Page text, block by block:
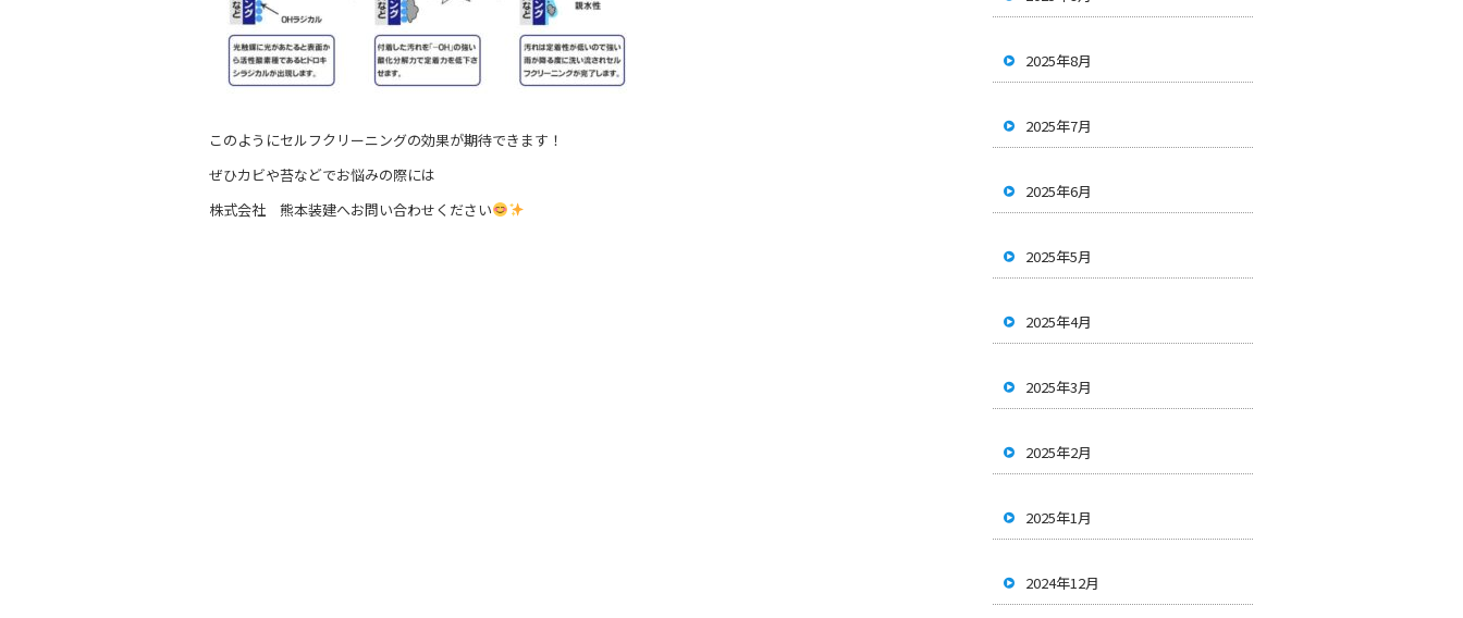
このようにセルフクリーニングの効果が期待できます！
ぜひカビや苔などでお悩みの際には
株式会社 熊本装建へお問い合わせください
2025年8月
2025年7月
2025年6月
2025年5月
2025年4月
2025年3月
2025年2月
2025年1月
2024年12月